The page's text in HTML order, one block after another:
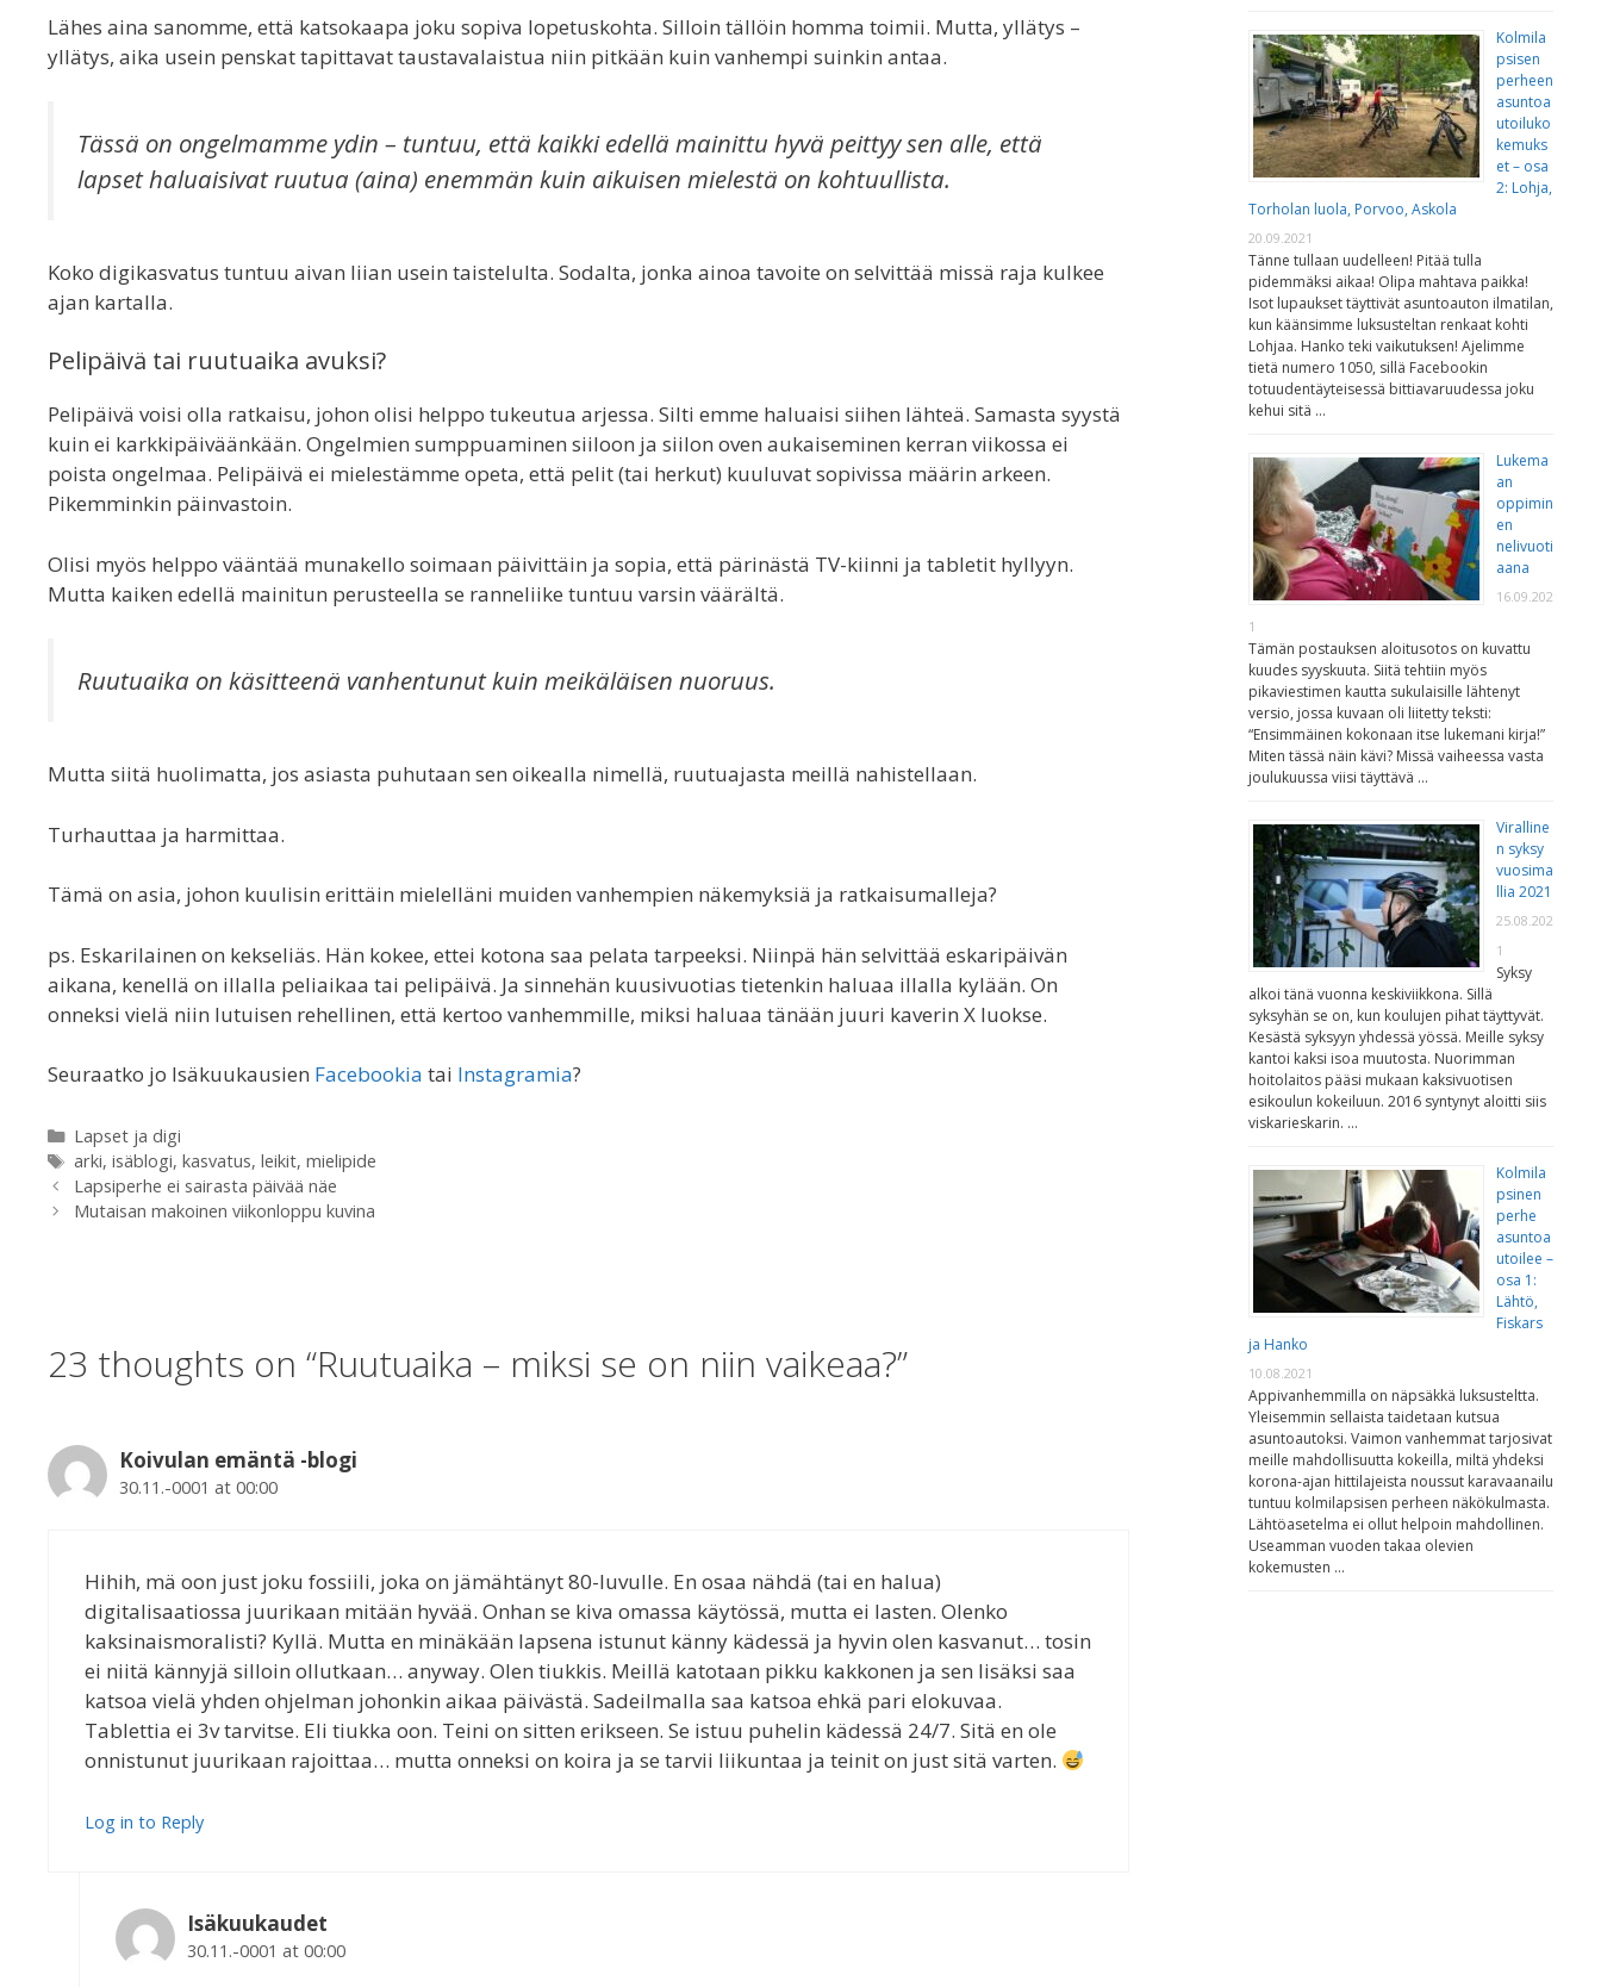
Lähes aina sanomme, että katsokaapa joku sopiva lopetuskohta. Silloin tällöin homma toimii. Mutta, yllätys –
yllätys, aika usein penskat tapittavat taustavalaistua niin pitkään kuin vanhempi suinkin antaa.
Tässä on ongelmamme ydin – tuntuu, että kaikki edellä mainittu hyvä peittyy sen alle, että
lapset haluaisivat ruutua (aina) enemmän kuin aikuisen mielestä on kohtuullista.
Koko digikasvatus tuntuu aivan liian usein taistelulta. Sodalta, jonka ainoa tavoite on selvittää missä raja kulkee
ajan kartalla.
Pelipäivä tai ruutuaika avuksi?
Pelipäivä voisi olla ratkaisu, johon olisi helppo tukeutua arjessa. Silti emme haluaisi siihen lähteä. Samasta syystä
kuin ei karkkipäiväänkään. Ongelmien sumppuaminen siiloon ja siilon oven aukaiseminen kerran viikossa ei
poista ongelmaa. Pelipäivä ei mielestämme opeta, että pelit (tai herkut) kuuluvat sopivissa määrin arkeen.
Pikemminkin päinvastoin.
Olisi myös helppo vääntää munakello soimaan päivittäin ja sopia, että pärinästä TV-kiinni ja tabletit hyllyyn.
Mutta kaiken edellä mainitun perusteella se ranneliike tuntuu varsin väärältä.
Ruutuaika on käsitteenä vanhentunut kuin meikäläisen nuoruus.
Mutta siitä huolimatta, jos asiasta puhutaan sen oikealla nimellä, ruutuajasta meillä nahistellaan.
Turhauttaa ja harmittaa.
Tämä on asia, johon kuulisin erittäin mielelläni muiden vanhempien näkemyksiä ja ratkaisumalleja?
ps. Eskarilainen on kekseliäs. Hän kokee, ettei kotona saa pelata tarpeeksi. Niinpä hän selvittää eskaripäivän
aikana, kenellä on illalla peliaikaa tai pelipäivä. Ja sinnehän kuusivuotias tietenkin haluaa illalla kylään. On
onneksi vielä niin lutuisen rehellinen, että kertoo vanhemmille, miksi haluaa tänään juuri kaverin X luokse.
Seuraatko jo Isäkuukausien Facebookia tai Instagramia?
Categories
Lapset ja digi
Tags
arki, isäblogi, kasvatus, leikit, mielipide
Lapsiperhe ei sairasta päivää näe
Mutaisan makoinen viikonloppu kuvina
23 thoughts on “Ruutuaika – miksi se on niin vaikeaa?”
Koivulan emäntä -blogi
30.11.-0001 at 00:00
Hihih, mä oon just joku fossiili, joka on jämähtänyt 80-luvulle. En osaa nähdä (tai en halua)
digitalisaatiossa juurikaan mitään hyvää. Onhan se kiva omassa käytössä, mutta ei lasten. Olenko
kaksinaismoralisti? Kyllä. Mutta en minäkään lapsena istunut känny kädessä ja hyvin olen kasvanut… tosin
ei niitä kännyjä silloin ollutkaan… anyway. Olen tiukkis. Meillä katotaan pikku kakkonen ja sen lisäksi saa
katsoa vielä yhden ohjelman johonkin aikaa päivästä. Sadeilmalla saa katsoa ehkä pari elokuvaa.
Tablettia ei 3v tarvitse. Eli tiukka oon. Teini on sitten erikseen. Se istuu puhelin kädessä 24/7. Sitä en ole
onnistunut juurikaan rajoittaa… mutta onneksi on koira ja se tarvii liikuntaa ja teinit on just sitä varten.
Log in to Reply
Isäkuukaudet
30.11.-0001 at 00:00
Kolmila
psisen
perheen
asuntoa
utoiluko
kemuks
et – osa
2: Lohja,
Torholan luola, Porvoo, Askola
20.09.2021
Tänne tullaan uudelleen! Pitää tulla
pidemmäksi aikaa! Olipa mahtava paikka!
Isot lupaukset täyttivät asuntoauton ilmatilan,
kun käänsimme luksusteltan renkaat kohti
Lohjaa. Hanko teki vaikutuksen! Ajelimme
tietä numero 1050, sillä Facebookin
totuudentäyteisessä bittiavaruudessa joku
kehui sitä …
Lukema
an
oppimin
en
nelivuoti
aana
16.09.202
1
Tämän postauksen aloitusotos on kuvattu
kuudes syyskuuta. Siitä tehtiin myös
pikaviestimen kautta sukulaisille lähtenyt
versio, jossa kuvaan oli liitetty teksti:
“Ensimmäinen kokonaan itse lukemani kirja!”
Miten tässä näin kävi? Missä vaiheessa vasta
joulukuussa viisi täyttävä …
Viralline
n syksy
vuosima
llia 2021
25.08.202
1
Syksy
alkoi tänä vuonna keskiviikkona. Sillä
syksyhän se on, kun koulujen pihat täyttyvät.
Kesästä syksyyn yhdessä yössä. Meille syksy
kantoi kaksi isoa muutosta. Nuorimman
hoitolaitos pääsi mukaan kaksivuotisen
esikoulun kokeiluun. 2016 syntynyt aloitti siis
viskarieskarin. …
Kolmila
psinen
perhe
asuntoa
utoilee –
osa 1:
Lähtö,
Fiskars
ja Hanko
10.08.2021
Appivanhemmilla on näpsäkkä luksusteltta.
Yleisemmin sellaista taidetaan kutsua
asuntoautoksi. Vaimon vanhemmat tarjosivat
meille mahdollisuutta kokeilla, miltä yhdeksi
korona-ajan hittilajeista noussut karavaanailu
tuntuu kolmilapsisen perheen näkökulmasta.
Lähtöasetelma ei ollut helpoin mahdollinen.
Useamman vuoden takaa olevien
kokemusten …